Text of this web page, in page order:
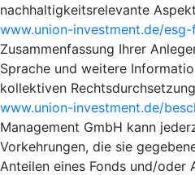
nachhaltigkeitsrelevante
www.union-investment.de/
Zusammenfassung Ihrer
Sprache und weitere
kollektiven
www.union-investment.de/
Management GmbH kann
Vorkehrungen, die sie
Anteilen eines Fonds und/oder